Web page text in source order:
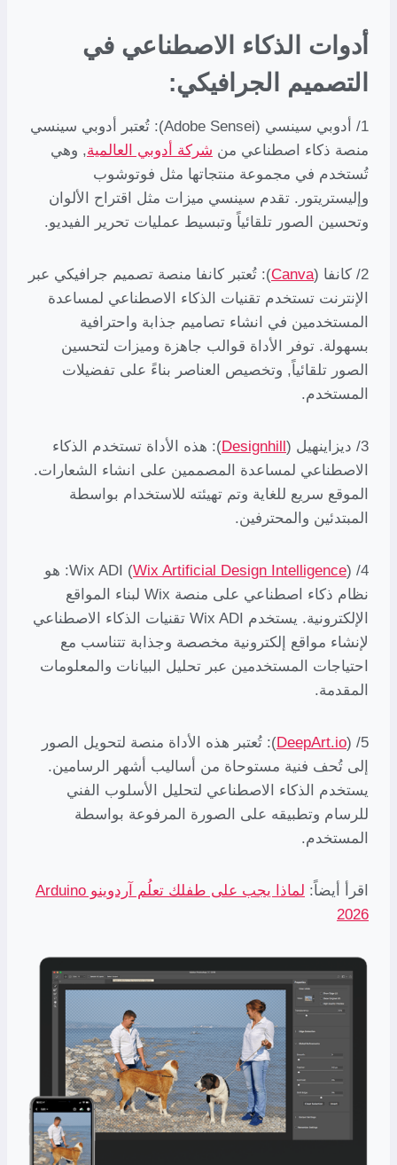
أدوات الذكاء الاصطناعي في
التصميم الجرافيكي:
1/ أدوبي سينسي (Adobe Sensei): تُعتبر أدوبي سينسي
منصة ذكاء اصطناعي من شركة أدوبي العالمية, وهي
تُستخدم في مجموعة منتجاتها مثل فوتوشوب
وإليستريتور. تقدم سينسي ميزات مثل اقتراح الألوان
وتحسين الصور تلقائياً وتبسيط عمليات تحرير الفيديو.
2/ كانفا ( Canva): تُعتبر كانفا منصة تصميم جرافيكي عبر
الإنترنت تستخدم تقنيات الذكاء الاصطناعي لمساعدة
المستخدمين في انشاء تصاميم جذابة واحترافية
بسهولة. توفر الأداة قوالب جاهزة وميزات لتحسين
الصور تلقائياً, وتخصيص العناصر بناءً على تفضيلات
المستخدم.
3/ ديزاينهيل ( Designhill): هذه الأداة تستخدم الذكاء
الاصطناعي لمساعدة المصممين على انشاء الشعارات.
الموقع سريع للغاية وتم تهيئته للاستخدام بواسطة
المبتدئين والمحترفين.
4/ Wix ADI (
Wix Artificial Design Intelligence
): هو
نظام ذكاء اصطناعي على منصة Wix لبناء المواقع
الإلكترونية. يستخدم Wix ADI تقنيات الذكاء الاصطناعي
لإنشاء مواقع إلكترونية مخصصة وجذابة تتناسب مع
احتياجات المستخدمين عبر تحليل البيانات والمعلومات
المقدمة.
5/ (
DeepArt.io): تُعتبر هذه الأداة منصة لتحويل الصور
إلى تُحف فنية مستوحاة من أساليب أشهر الرسامين.
يستخدم الذكاء الاصطناعي لتحليل الأسلوب الفني
للرسام وتطبيقه على الصورة المرفوعة بواسطة
المستخدم.
اقرأ أيضاً:
لماذا يجب على طفلك تعلُم آردوينو Arduino
2026